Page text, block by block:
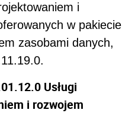
i
w pakiecie
zasobami danych,
Usługi
i rozwojem